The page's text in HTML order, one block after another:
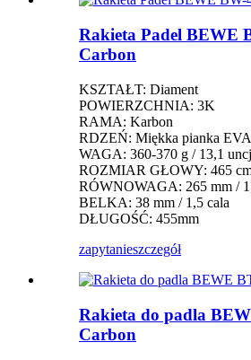
Rakieta Padel BEWE
Carbon
KSZTAŁT: Diament
POWIERZCHNIA: 3K
RAMA: Karbon
RDZEŃ: Miękka pianka EVA
WAGA: 360-370 g / 13,1
ROZMIAR GŁOWY: 465
RÓWNOWAGA: 265 mm /
BELKA: 38 mm / 1,5 cala
DŁUGOŚĆ: 455mm
zapytanieszczegół
Rakieta do padla
Carbon